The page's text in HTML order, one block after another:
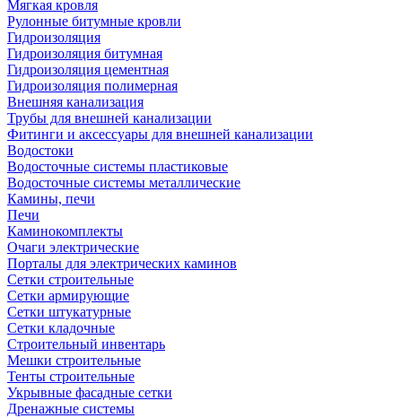
Мягкая кровля
Рулонные битумные кровли
Гидроизоляция
Гидроизоляция битумная
Гидроизоляция цементная
Гидроизоляция полимерная
Внешняя канализация
Трубы для внешней канализации
Фитинги и аксессуары для внешней канализации
Водостоки
Водосточные системы пластиковые
Водосточные системы металлические
Камины, печи
Печи
Каминокомплекты
Очаги электрические
Порталы для электрических каминов
Сетки строительные
Сетки армирующие
Сетки штукатурные
Сетки кладочные
Строительный инвентарь
Мешки строительные
Тенты строительные
Укрывные фасадные сетки
Дренажные системы